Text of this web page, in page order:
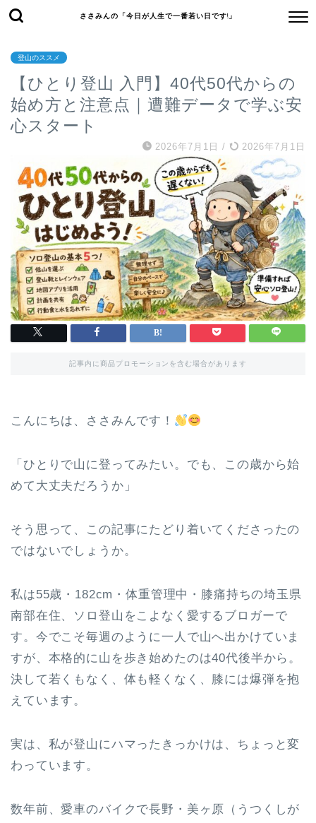
ささみんの「今日が人生で一番若い日です!」
登山のススメ
【ひとり登山 入門】40代50代からの
始め方と注意点｜遭難データで学ぶ安
心スタート
2026年7月1日 / 2026年7月1日
記事内に商品プロモーションを含む場合があります
こんにちは、ささみんです！
「ひとりで山に登ってみたい。でも、この歳から始
めて大丈夫だろうか」
そう思って、この記事にたどり着いてくださったの
ではないでしょうか。
私は55歳・182cm・体重管理中・膝痛持ちの埼玉県
南部在住、ソロ登山をこよなく愛するブロガーで
す。今でこそ毎週のように一人で山へ出かけていま
すが、本格的に山を歩き始めたのは40代後半から。
決して若くもなく、体も軽くなく、膝には爆弾を抱
えています。
実は、私が登山にハマったきっかけは、ちょっと変
わっています。
数年前、愛車のバイクで長野・美ヶ原（うつくしが